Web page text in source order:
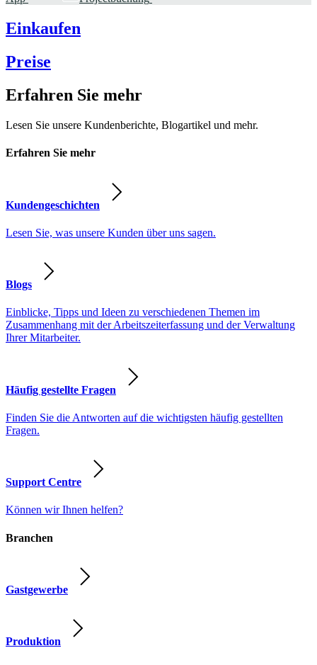
Einkaufen
Preise
Erfahren Sie mehr
Lesen Sie unsere Kundenberichte, Blogartikel und mehr.
Erfahren Sie mehr
Kundengeschichten
Lesen Sie, was unsere Kunden über uns sagen.
Blogs
Einblicke, Tipps und Ideen zu verschiedenen Themen im
Zusammenhang mit der Arbeitszeiterfassung und der Verwaltung
Ihrer Mitarbeiter.
Häufig gestellte Fragen
Finden Sie die Antworten auf die wichtigsten häufig gestellten
Fragen.
Support Centre
Können wir Ihnen helfen?
Branchen
Gastgewerbe
Produktion